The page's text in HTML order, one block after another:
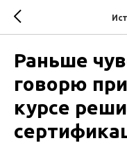
Раньше
говорю
курсе